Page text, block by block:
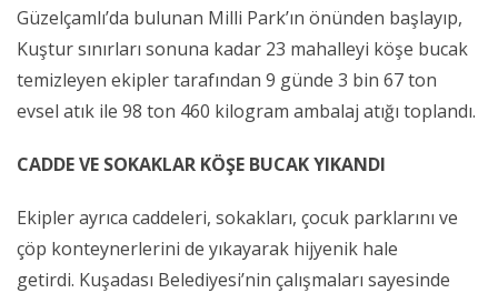
Güzelçamlı’da bulunan Milli Park’ın önünden başlayıp,
Kuştur sınırları sonuna kadar 23 mahalleyi köşe bucak
temizleyen ekipler tarafından 9 günde 3 bin 67 ton
evsel atık ile 98 ton 460 kilogram ambalaj atığı toplandı.
CADDE VE SOKAKLAR KÖŞE BUCAK YIKANDI
Ekipler ayrıca caddeleri, sokakları, çocuk parklarını ve
çöp konteynerlerini de yıkayarak hijyenik hale
getirdi. Kuşadası Belediyesi’nin çalışmaları sayesinde